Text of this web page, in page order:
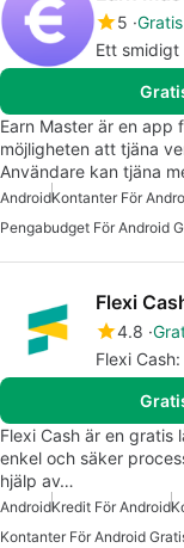
5 Gratis
Ett
Earn Master är en app
möjligheten att tjäna
Användare kan tjäna
AndroidKontanter För
Pengabudget För Android
Flexi
4.8
Flexi
Flexi Cash är en gratis
enkel och säker
hjälp av…
AndroidKredit För Android
Kontanter För Android